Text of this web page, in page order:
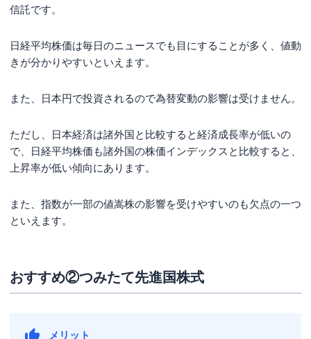
信託です。
日経平均株価は毎日のニュースでも目にすることが多く、値動
きが分かりやすいといえます。
また、日本円で投資されるので為替変動の影響は受けません。
ただし、日本経済は諸外国と比較すると経済成長率が低いの
で、日経平均株価も諸外国の株価インデックスと比較すると、
上昇率が低い傾向にあります。
また、指数が一部の値嵩株の影響を受けやすいのも欠点の一つ
といえます。
おすすめ②つみたて先進国株式
メリット